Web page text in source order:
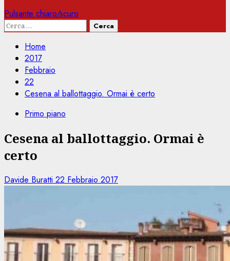
Pulsante chiaro/scuro
Ricerca
Home
2017
Febbraio
22
Cesena al ballottaggio. Ormai è certo
Primo piano
Cesena al ballottaggio. Ormai è
certo
Davide Buratti 22 Febbraio 2017